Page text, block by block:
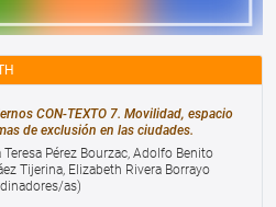
CON-TEXTO 7. Movilidad, espacio
de exclusión en las ciudades.
Teresa Pérez Bourzac, Adolfo Benito
Tijerina, Elizabeth Rivera Borrayo
as)